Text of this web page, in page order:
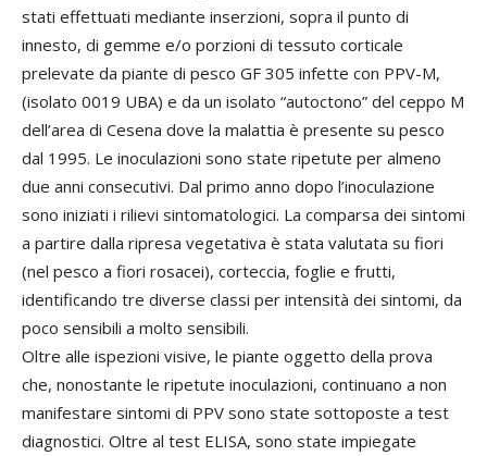
stati effettuati mediante inserzioni, sopra il punto di
innesto, di gemme e/o porzioni di tessuto corticale
prelevate da piante di pesco GF 305 infette con PPV-M,
(isolato 0019 UBA) e da un isolato “autoctono” del ceppo M
dell’area di Cesena dove la malattia è presente su pesco
dal 1995. Le inoculazioni sono state ripetute per almeno
due anni consecutivi. Dal primo anno dopo l’inoculazione
sono iniziati i rilievi sintomatologici. La comparsa dei sintomi
a partire dalla ripresa vegetativa è stata valutata su fiori
(nel pesco a fiori rosacei), corteccia, foglie e frutti,
identificando tre diverse classi per intensità dei sintomi, da
poco sensibili a molto sensibili.
Oltre alle ispezioni visive, le piante oggetto della prova
che, nonostante le ripetute inoculazioni, continuano a non
manifestare sintomi di PPV sono state sottoposte a test
diagnostici. Oltre al test ELISA, sono state impiegate